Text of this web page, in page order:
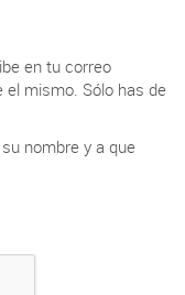
en tu correo
mismo. Sólo has de
nombre y a que